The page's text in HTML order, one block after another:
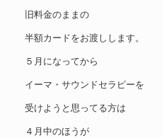
旧料金のままの
半額カードをお渡しします。
５月になってから
イーマ・サウンドセラピーを
受けようと思ってる方は
４月中のほうが